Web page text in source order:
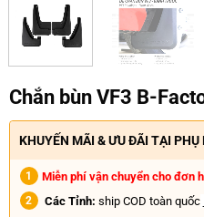
Chắn bùn VF3 B-
KHUYẾN MÃI & ƯU ĐÃI TẠI PHỤ
Miễn phí vận chuyển cho đơn
Các Tỉnh: ship COD toàn quốc